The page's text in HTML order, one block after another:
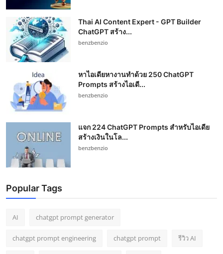
Thai AI Content Expert - GPT Builder
ChatGPT สร้าง...
benzbenzio
หาไอเดียหางานทำด้วย 250 ChatGPT
Prompts สร้างไอเดี...
benzbenzio
แจก 224 ChatGPT Prompts สำหรับไอเดีย
สร้างเงินในโล...
benzbenzio
Popular Tags
AI chatgpt prompt generator
chatgpt prompt engineering chatgpt prompt รีวิว AI